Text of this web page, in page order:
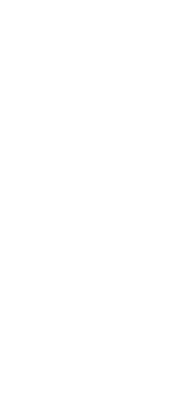
de
tareas que,
improductivas
quirúrgicas,
y trata de
cuando no
actuando
empleados,